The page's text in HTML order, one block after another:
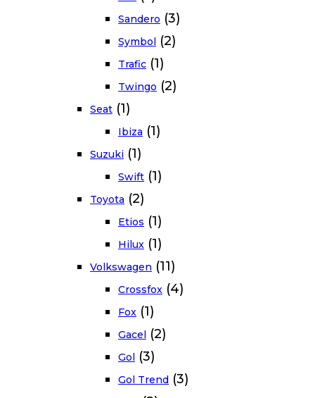
Sandero (3)
Symbol (2)
Trafic (1)
Twingo (2)
Seat (1)
Ibiza (1)
Suzuki (1)
Swift (1)
Toyota (2)
Etios (1)
Hilux (1)
Volkswagen (11)
Crossfox (4)
Fox (1)
Gacel (2)
Gol (3)
Gol Trend (3)